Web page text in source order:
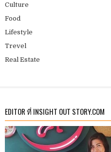
Culture
Food
Lifestyle
Trevel
Real Estate
EDITOR ที่ INSIGHT OUT STORY.COM